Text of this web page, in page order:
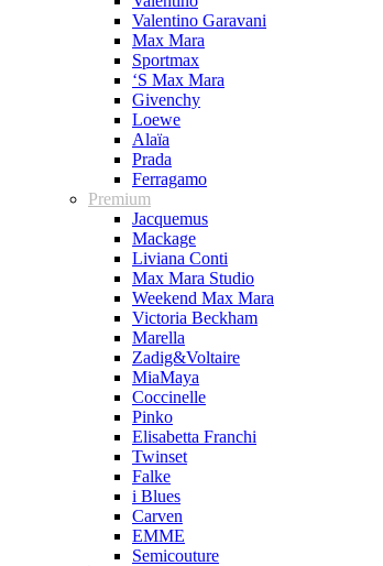
Valentino Garavani
Max Mara
Sportmax
‘S Max Mara
Givenchy
Loewe
Alaïa
Prada
Ferragamo
Premium
Jacquemus
Mackage
Liviana Conti
Max Mara Studio
Weekend Max Mara
Victoria Beckham
Marella
Zadig&Voltaire
MiaMaya
Coccinelle
Pinko
Elisabetta Franchi
Twinset
Falke
i Blues
Carven
EMME
Semicouture